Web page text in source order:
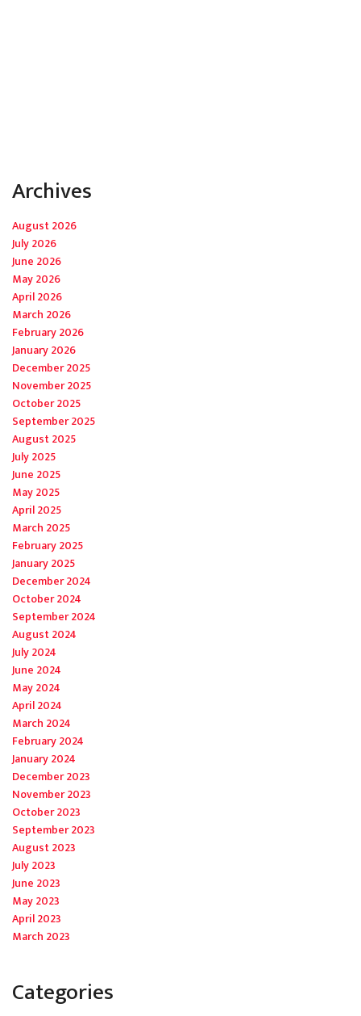
Archives
August 2026
July 2026
June 2026
May 2026
April 2026
March 2026
February 2026
January 2026
December 2025
November 2025
October 2025
September 2025
August 2025
July 2025
June 2025
May 2025
April 2025
March 2025
February 2025
January 2025
December 2024
October 2024
September 2024
August 2024
July 2024
June 2024
May 2024
April 2024
March 2024
February 2024
January 2024
December 2023
November 2023
October 2023
September 2023
August 2023
July 2023
June 2023
May 2023
April 2023
March 2023
Categories